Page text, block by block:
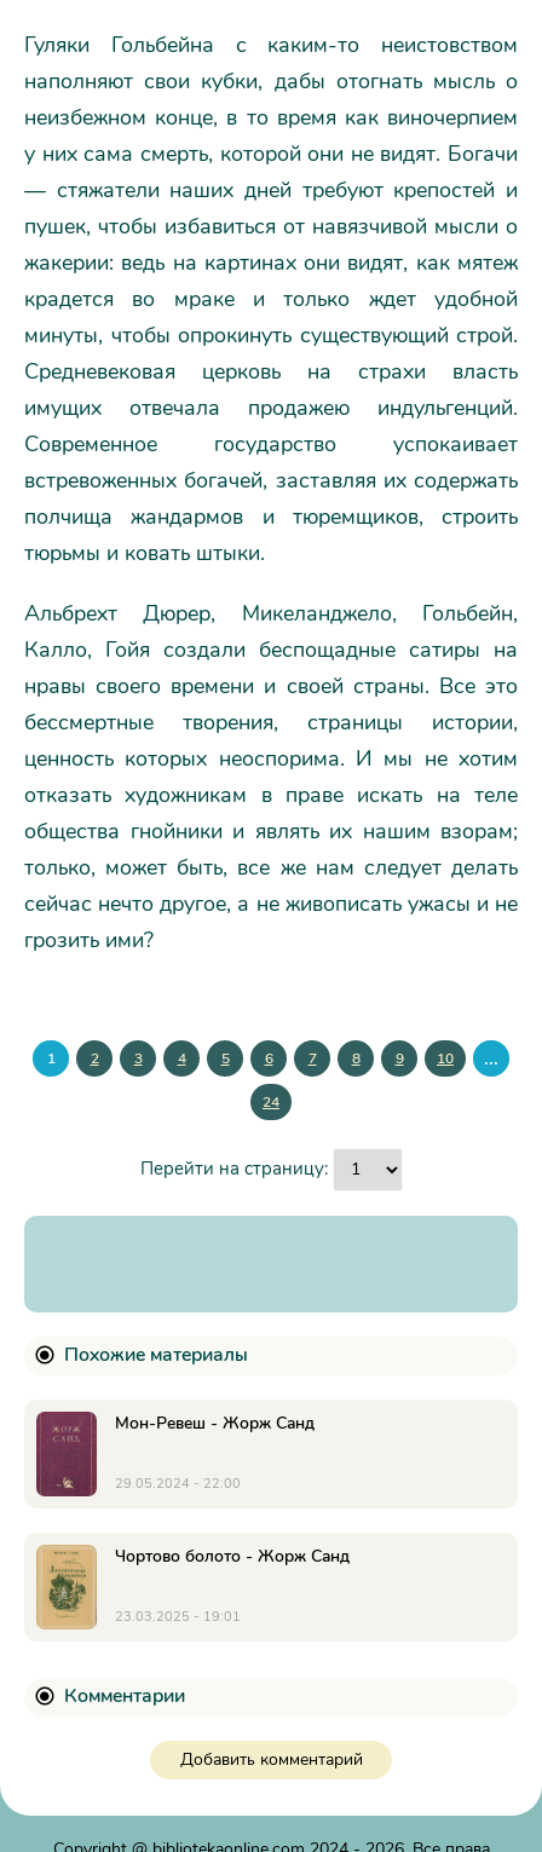
Гуляки Гольбейна с каким-то неистовством
наполняют свои кубки, дабы отогнать мысль о
неизбежном конце, в то время как виночерпием
у них сама смерть, которой они не видят. Богачи
— стяжатели наших дней требуют крепостей и
пушек, чтобы избавиться от навязчивой мысли о
жакерии: ведь на картинах они видят, как мятеж
крадется во мраке и только ждет удобной
минуты, чтобы опрокинуть существующий строй.
Средневековая церковь на страхи власть
имущих отвечала продажею индульгенций.
Современное государство успокаивает
встревоженных богачей, заставляя их содержать
полчища жандармов и тюремщиков, строить
тюрьмы и ковать штыки.
Альбрехт Дюрер, Микеланджело, Гольбейн,
Калло, Гойя создали беспощадные сатиры на
нравы своего времени и своей страны. Все это
бессмертные творения, страницы истории,
ценность которых неоспорима. И мы не хотим
отказать художникам в праве искать на теле
общества гнойники и являть их нашим взорам;
только, может быть, все же нам следует делать
сейчас нечто другое, а не живописать ужасы и не
грозить ими?
1 2 3 4 5 6 7 8 9 10 ...
24
Перейти на страницу:
Похожие материалы
Мон-Ревеш - Жорж Санд
29.05.2024 - 22:00
Чортово болото - Жорж Санд
23.03.2025 - 19:01
Комментарии
Добавить комментарий